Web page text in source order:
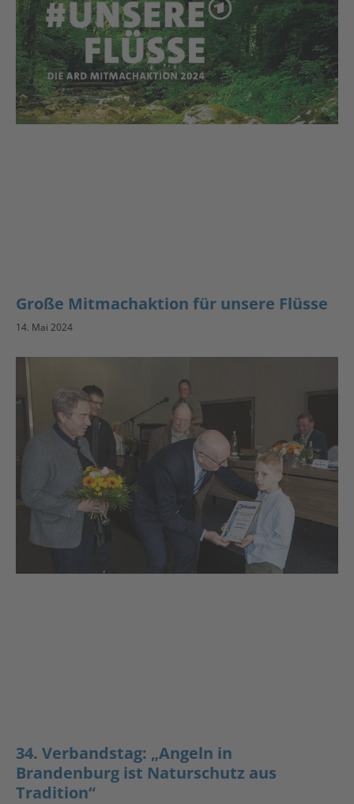
Große Mitmachaktion für unsere Flüsse
14. Mai 2024
34. Verbandstag: „Angeln in
Brandenburg ist Naturschutz aus
Tradition“